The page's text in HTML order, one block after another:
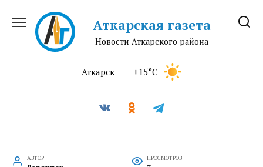
содержанию
Аткарская газета
Новости Аткарского района
Аткарск +15°C
АВТОР ПРОСМОТРОВ